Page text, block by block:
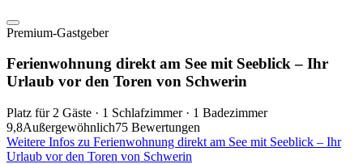
Premium-Gastgeber
Ferienwohnung direkt am See mit Seeblick – Ihr
Urlaub vor den Toren von Schwerin
Platz für 2 Gäste · 1 Schlafzimmer · 1 Badezimmer
9,8Außergewöhnlich75 Bewertungen
Weitere Infos zu Ferienwohnung direkt am See mit Seeblick – Ihr
Urlaub vor den Toren von Schwerin